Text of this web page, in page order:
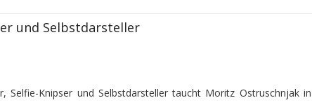
und Selbstdarsteller
Selfie-Knipser und Selbstdarsteller taucht Moritz Ostruschnjak in